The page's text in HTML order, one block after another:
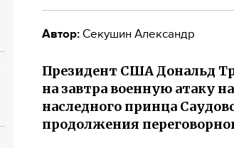
Автор: Секушин Александр
Президент США Дональд
на завтра военную атаку
наследного принца
продолжения